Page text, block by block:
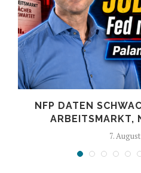
NFP DATEN
ARBEITSMARKT,
7.